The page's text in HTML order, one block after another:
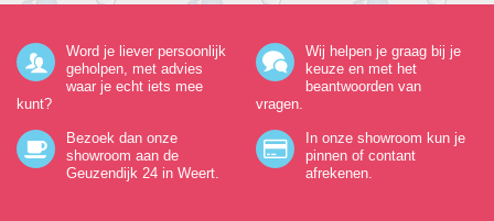
Word je liever persoonlijk
geholpen, met advies
waar je echt iets mee
kunt?
Wij helpen je graag bij je
keuze en met het
beantwoorden van
vragen.
Bezoek dan onze
showroom aan de
Geuzendijk 24 in Weert.
In onze showroom kun je
pinnen of contant
afrekenen.